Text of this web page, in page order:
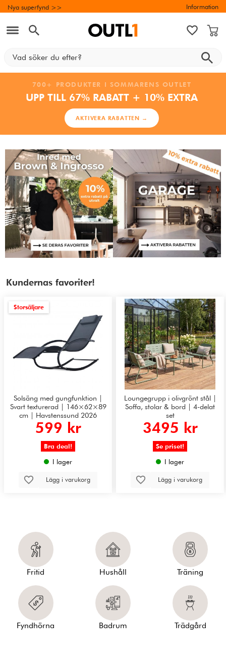
Nya superfynd >> Information
700+ PRODUKTER I SOMMARENS OUTLET
UPP TILL 67% RABATT + 10% EXTRA
AKTIVERA RABATTEN →
Kundernas favoriter!
Storsäljare
Solsäng med gungfunktion |
Svart texturerad | 146×62×89
cm | Havstenssund 2026
599 kr
Bra deal!
I lager
Lägg i varukorg
Loungegrupp i olivgrönt stål |
Soffa, stolar & bord | 4-delat
set
3495 kr
Se priset!
I lager
Lägg i varukorg
Fritid Hushåll Träning
Fyndhörna Badrum Trädgård